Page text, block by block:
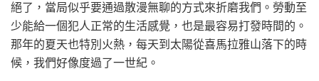
絕了，當局似乎要通過散漫無聊的方式來折磨我們。勞動至
少能給一個犯人正常的生活感覺，也是最容易打發時間的。
那年的夏天也特別火熱，每天到太陽從喜馬拉雅山落下的時
候，我們好像度過了一世紀。